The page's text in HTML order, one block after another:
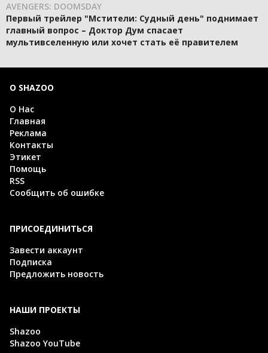
AVENGERS: DOOMSDAY
Первый трейлер "Мстители: Судный день" поднимает
главный вопрос – Доктор Дум спасает
мультивселенную или хочет стать её правителем
О SHAZOO
О Нас
Главная
Реклама
Контакты
Этикет
Помощь
RSS
Сообщить об ошибке
ПРИСОЕДИНИТЬСЯ
Завести аккаунт
Подписка
Предложить новость
НАШИ ПРОЕКТЫ
Shazoo
Shazoo YouTube